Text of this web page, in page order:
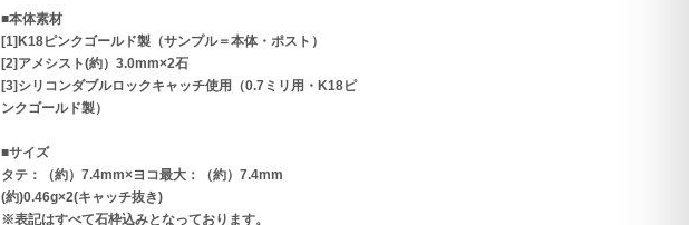
■本体素材
[1]K18ピンクゴールド製（サンプル＝本体・ポスト）
[2]アメシスト(約）3.0mm×2石
[3]シリコンダブルロックキャッチ使用（0.7ミリ用・K18ピ
ンクゴールド製）
■サイズ
タテ：（約）7.4mm×ヨコ最大：（約）7.4mm
(約)0.46g×2(キャッチ抜き)
※表記はすべて石枠込みとなっております。